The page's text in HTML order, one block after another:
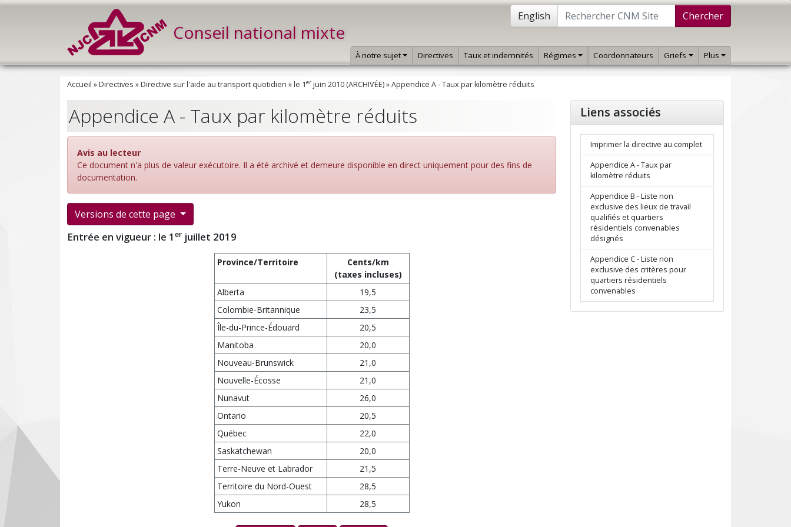
Conseil national mixte
English Chercher
À notre sujet Directives Taux et indemnités Régimes Coordonnateurs Griefs Plus
Accueil »Directives »Directive sur l'aide au transport quotidien »le 1er juin 2010 (ARCHIVÉE)»Appendice A - Taux par kilomètre réduits
Appendice A - Taux par kilomètre réduits
Avis au lecteur
Ce document n'a plus de valeur exécutoire. Il a été archivé et demeure disponible en direct uniquement pour des fins de
documentation.
Versions de cette page
Entrée en vigueur : le 1 er juillet 2019
Province/Territoire
Cents/km
(taxes incluses)
Alberta
19,5
Colombie-Britannique
23,5
Île-du-Prince-Édouard
20,5
Manitoba
20,0
Nouveau-Brunswick
21,0
Nouvelle-Écosse
21,0
Nunavut
26,0
Ontario
20,5
Québec
22,0
Saskatchewan
20,0
Terre-Neuve et Labrador
21,5
Territoire du Nord-Ouest
28,5
Yukon
28,5
Liens associés
Imprimer la directive au complet
Appendice A - Taux par
kilomètre réduits
Appendice B - Liste non
exclusive des lieux de travail
qualifiés et quartiers
résidentiels convenables
désignés
Appendice C - Liste non
exclusive des critères pour
quartiers résidentiels
convenables